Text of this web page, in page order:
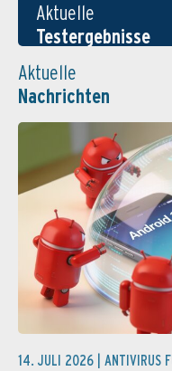
Aktuelle
Testergebnisse
Aktuelle
Nachrichten
14. JULI 2026 | ANTIVIRUS